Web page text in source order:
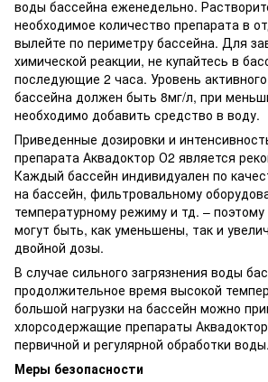
воды бассейна еженедельно.
необходимое количество препарата в
вылейте по периметру бассейна. Для
химической реакции, не купайтесь в
последующие 2 часа. Уровень
бассейна должен быть 8мг/л, при
необходимо добавить средство в воду.
Приведенные дозировки и
препарата Аквадоктор О2 является
Каждый бассейн индивидуален по
на бассейн, фильтровальному
температурному режиму и тд. –
могут быть, как уменьшены, так и
двойной дозы.
В случае сильного загрязнения воды
продолжительное время высокой
большой нагрузки на бассейн можно
хлорсодержащие препараты
первичной и регулярной обработки воды.
Меры безопасности